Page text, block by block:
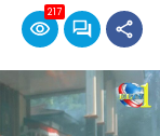
217